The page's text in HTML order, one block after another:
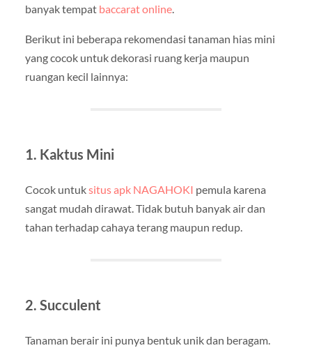
banyak tempat baccarat online.
Berikut ini beberapa rekomendasi tanaman hias mini
yang cocok untuk dekorasi ruang kerja maupun
ruangan kecil lainnya:
1. Kaktus Mini
Cocok untuksitus apk NAGAHOKI pemula karena
sangat mudah dirawat. Tidak butuh banyak air dan
tahan terhadap cahaya terang maupun redup.
2. Succulent
Tanaman berair ini punya bentuk unik dan beragam.